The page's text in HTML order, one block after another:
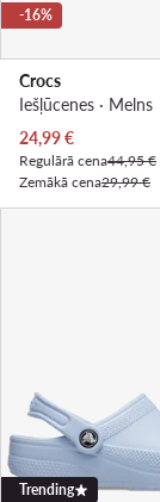
-16%
Crocs
Iešļūcenes · Melns
Pašreizējā cena
24,99€
Regulārā cena44,95 €
Zemākā cena29,99 €
Trending